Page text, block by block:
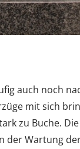
auch noch
mit sich
zu Buche.
der Wartung